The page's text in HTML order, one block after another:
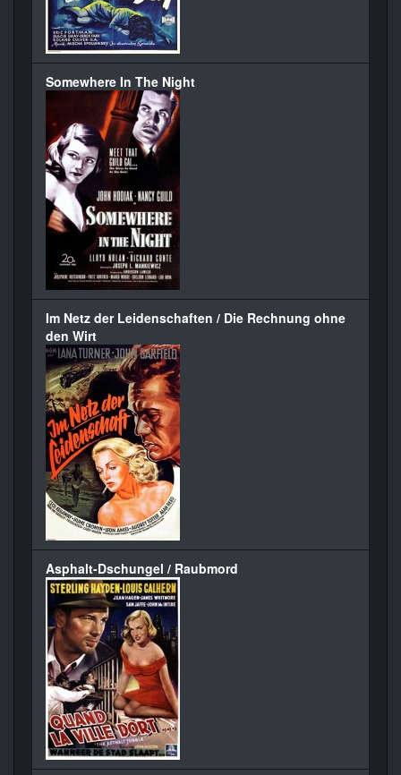
Somewhere In The Night
Im Netz der Leidenschaften / Die Rechnung ohne
den Wirt
Asphalt-Dschungel / Raubmord